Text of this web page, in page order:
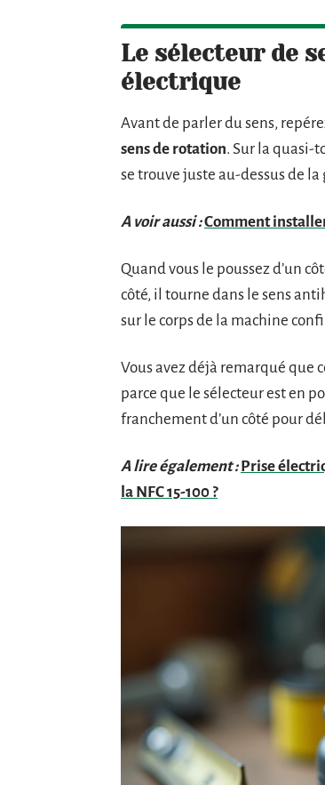
Le sélecteur de
électrique
Avant de parler du sens,
sens de rotation. Sur la quasi-
se trouve juste au-dessus de
A voir aussi :Comment
Quand vous le poussez d’un
côté, il tourne dans le sens
sur le corps de la machine
Vous avez déjà remarqué que
parce que le sélecteur est en
franchement d’un côté pour
A lire également : Prise
la NFC 15-100 ?